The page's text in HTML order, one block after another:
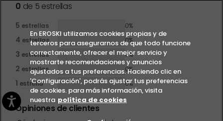
0 de 5 estrellas
5 estrellas 0%
4 estrellas 0%
3 estrellas 0%
2 estrellas 0%
1 estrella 0%
Opiniones de clientes
En EROSKI utilizamos cookies propias y de
terceros para asegurarnos de que todo funcione
correctamente, ofrecer el mejor servicio y
mostrarte recomendaciones y anuncios
ajustados a tus preferencias. Haciendo clic en
'Configuración', podrás ajustar tus preferencias
de cookies. para más información, visita
nuestra política de cookies